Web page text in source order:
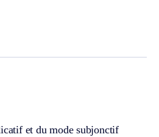
et du mode subjonctif